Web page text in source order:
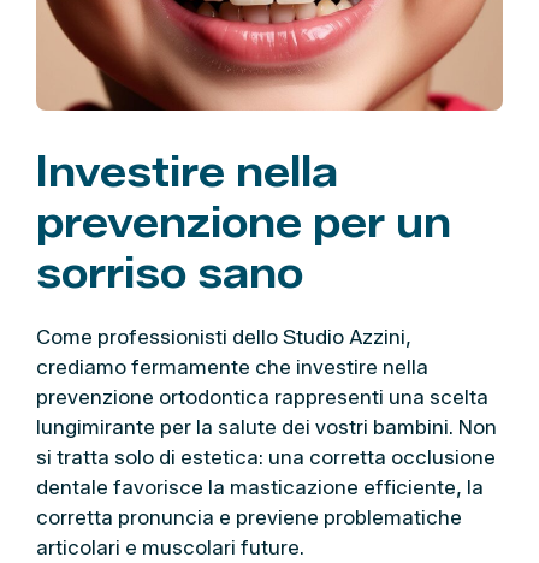
Investire nella
prevenzione per un
sorriso sano
Come professionisti dello Studio Azzini,
crediamo fermamente che investire nella
prevenzione ortodontica rappresenti una scelta
lungimirante per la salute dei vostri bambini. Non
si tratta solo di estetica: una corretta occlusione
dentale favorisce la masticazione efficiente, la
corretta pronuncia e previene problematiche
articolari e muscolari future.